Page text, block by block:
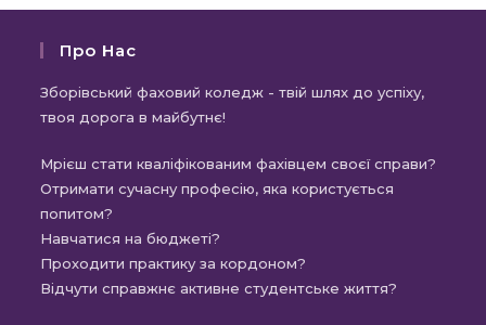
Про Нас
Зборівський фаховий коледж - твій шлях до успіху,
твоя дорога в майбутнє!
Мрієш стати кваліфікованим фахівцем своєї справи?
Отримати сучасну професію, яка користується
попитом?
Навчатися на бюджеті?
Проходити практику за кордоном?
Відчути справжнє активне студентське життя?